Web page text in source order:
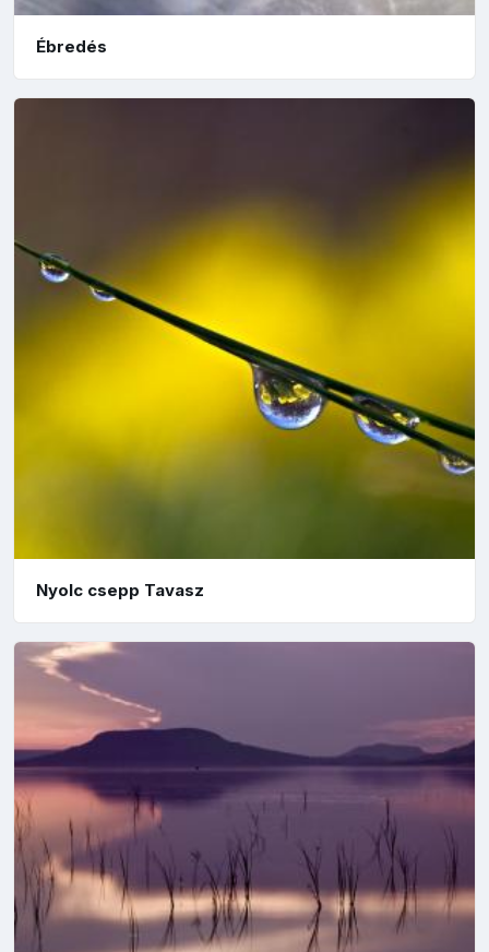
Ébredés
Nyolc csepp Tavasz